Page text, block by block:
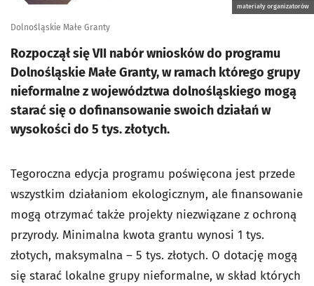
materiały organizatorów
Dolnośląskie Małe Granty
Rozpoczął się VII nabór wniosków do programu
Dolnośląskie Małe Granty, w ramach którego grupy
nieformalne z województwa dolnośląskiego mogą
starać się o dofinansowanie swoich działań w
wysokości do 5 tys. złotych.
Tegoroczna edycja programu poświęcona jest przede
wszystkim działaniom ekologicznym, ale finansowanie
mogą otrzymać także projekty niezwiązane z ochroną
przyrody. Minimalna kwota grantu wynosi 1 tys.
złotych, maksymalna – 5 tys. złotych. O dotację mogą
się starać lokalne grupy nieformalne, w skład których